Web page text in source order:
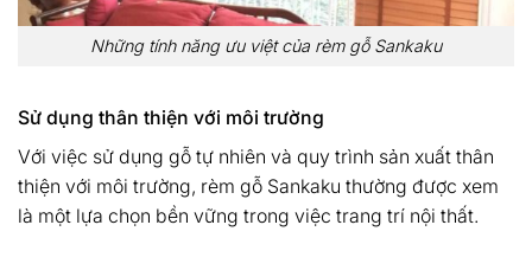
Những tính năng ưu việt của rèm gỗ Sankaku
Sử dụng thân thiện với môi trường
Với việc sử dụng gỗ tự nhiên và quy trình sản xuất thân
thiện với môi trường, rèm gỗ Sankaku thường được xem
là một lựa chọn bền vững trong việc trang trí nội thất.